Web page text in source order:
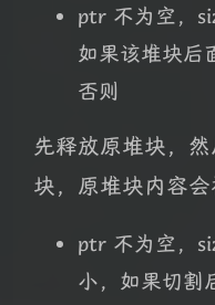
ptr 不为空，
如果该堆块后
否则
先释放原堆块，
块，原堆块内容会
ptr 不为空，
小，如果切割